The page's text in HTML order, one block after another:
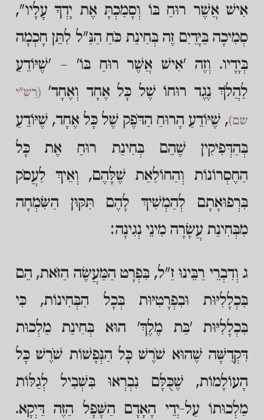
אִישׁ אֲשֶׁר רוּחַ בּוֹ וְסָמַכְתָּ אֶת יָדְךָ עָלָיו",
סְמִיכָה בַּיָּדַיִם זֶה בְּחִינַת כֹּחַ הַנַּ"ל לִתֵּן חָכְמָה
בְּיָדָיו. וְזֶה 'אִישׁ אֲשֶׁר רוּחַ בּוֹ' – 'שֶׁיּוֹדֵעַ
לַהֲלֹךְ נֶגֶד רוּחוֹ שֶׁל כָּל אֶחָד וְאֶחָד' (רַשִׁ"י
שם), שֶׁיּוֹדֵעַ הָרוּחַ הַדֹּפֶק שֶׁל כָּל אֶחָד, שֶׁיּוֹדֵעַ
בְּהַדְּפִיקִין שֶׁהֵם בְּחִינַת רוּחַ אֶת כָּל
הַחֶסְרוֹנוֹת וְהַחוֹלַאַת שֶׁלָּהֶם, וְאֵיךְ לַעֲסֹק
בִּרְפוּאָתָם לְהַמְשִׁיךְ לָהֶם תִּקּוּן הַשִּׂמְחָה
מִבְּחִינַת עֲשָׂרָה מִינֵי נְגִינָה:
ג וְדִבְרֵי רַבֵּינוּ זַ"ל, בִּפְרָט הַמַּעֲשֶׂה הַזֹּאת, הֵם
בִּכְלָלִיּוּת וּבִפְרָטִיּוּת בְּכָל הַבְּחִינוֹת, כִּי
בִּכְלָלִיּוּת 'בַּת מֶלֶךְ' הוּא בְּחִינַת מַלְכוּת
דִּקְדֻשָּׁה שֶׁהוּא שֹׁרֶשׁ כָּל הַנְּפָשׁוֹת שֹׁרֶשׁ כָּל
הָעוֹלָמוֹת, שֶׁכֻּלָּם נִבְרְאוּ בִּשְׁבִיל לְגַלּוֹת
מַלְכוּתוֹ עַל-יְדֵי הָאָדָם הַשָּׁפָל הַזֶּה דַּיְקָא.